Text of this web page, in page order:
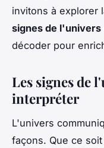
invitons à explorer
signes de l'univers
décoder pour
Les signes de
interpréter
L'univers
façons. Que ce